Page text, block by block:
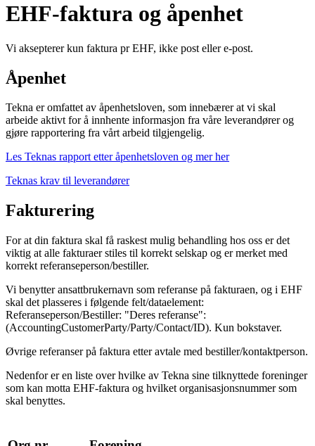
EHF-faktura og åpenhet
Vi aksepterer kun faktura pr EHF, ikke post eller e-post.
Åpenhet
Tekna er omfattet av åpenhetsloven, som innebærer at vi skal
arbeide aktivt for å innhente informasjon fra våre leverandører og
gjøre rapportering fra vårt arbeid tilgjengelig.
Les Teknas rapport etter åpenhetsloven og mer her
Teknas krav til leverandører
Fakturering
For at din faktura skal få raskest mulig behandling hos oss er det
viktig at alle fakturaer stiles til korrekt selskap og er merket med
korrekt referanseperson/bestiller.
Vi benytter ansattbrukernavn som referanse på fakturaen, og i EHF
skal det plasseres i følgende felt/dataelement:
Referanseperson/Bestiller: "Deres referanse":
(AccountingCustomerParty/Party/Contact/ID). Kun bokstaver.
Øvrige referanser på faktura etter avtale med bestiller/kontaktperson.
Nedenfor er en liste over hvilke av Tekna sine tilknyttede foreninger
som kan motta EHF-faktura og hvilket organisasjonsnummer som
skal benyttes.